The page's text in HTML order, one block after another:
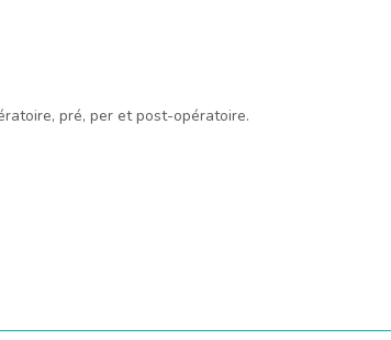
pré, per et post-opératoire.